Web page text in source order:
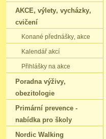
AKCE‚ výlety‚ vycházky‚
cvičení
Konané přednášky‚ akce
Kalendář akcí
Přihlášky na akce
Poradna výživy‚
obezitologie
Primární prevence -
nabídka pro školy
Nordic Walking